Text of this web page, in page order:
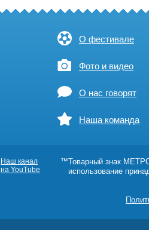
О фестивале
Фото и видео
О нас говорят
Наша команда
Наш канал
на YouTube
™Товарный знак
использование